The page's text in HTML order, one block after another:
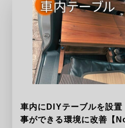
車内にDIYテーブルを設
事ができる環境に改善【